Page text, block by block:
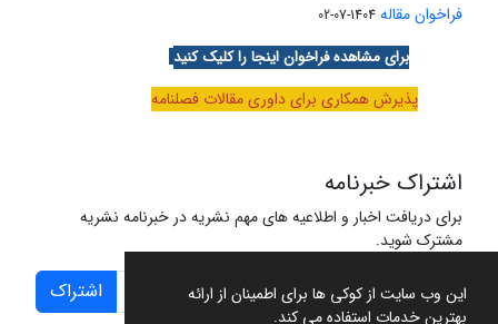
این وب سایت از کوکی ها برای اطمینان از ارائه
بهترین خدمات استفاده می کند.
فراخوان مقاله 1404-07-02
برای مشاهده فراخوان اینجا را کلیک کنید
پذیرش همکاری برای داوری مقالات فصلنامه
اشتراک خبرنامه
برای دریافت اخبار و اطلاعیه های مهم نشریه در خبرنامه نشریه
مشترک شوید.
اشتراک